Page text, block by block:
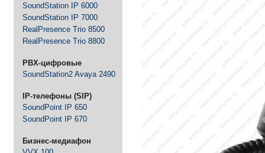
SoundStation IP 6000
SoundStation IP 7000
RealPresence Trio 8500
RealPresence Trio 8800
PBX-цифровые
SoundStation2 Avaya 2490
IP-телефоны (SIP)
SoundPoint IP 650
SoundPoint IP 670
Бизнес-медиафон
-Товар
сертифицирован
- Официальная поставка
и гарантия